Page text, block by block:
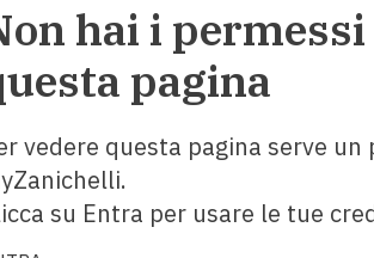
hai i
pagina
vedere questa pagina serve un
su Entra per usare le tue